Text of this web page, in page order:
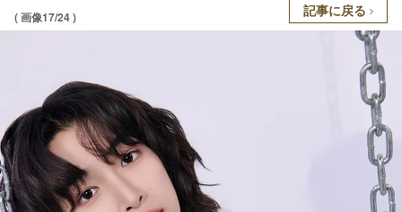
( 画像17/24 ) 記事に戻る